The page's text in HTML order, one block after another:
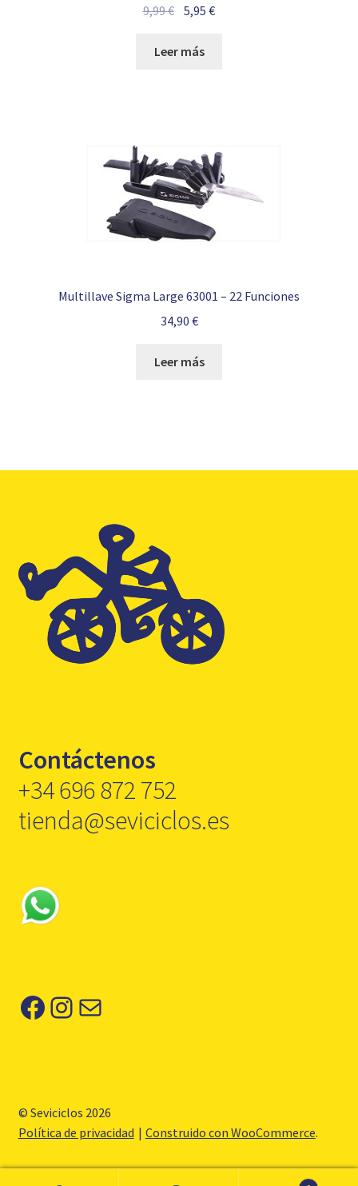
9,99€ El
original
5,95€El
Leer más
Multillave Sigma Large 63001 – 22 Funciones
34,90 €
Leer más
Contáctenos
+34 696 872 752
tienda@seviciclos.es
Facebook
Instagram
Correo electrónico
© Seviciclos 2026
Política de privacidad
Construido con WooCommerce.